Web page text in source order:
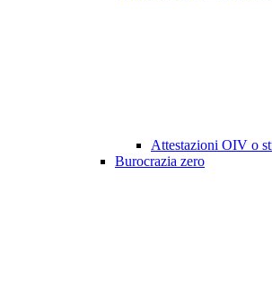
Attestazioni OIV o
Burocrazia zero